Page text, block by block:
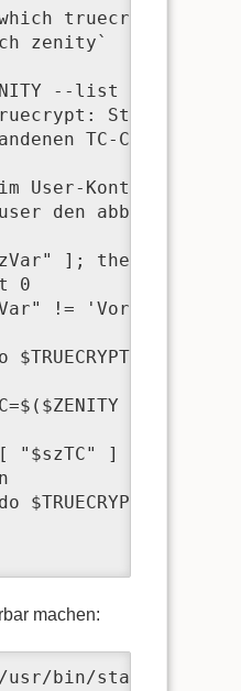
truecrypt`
zenity`
--list --
Starten
TC-
User-Kontext
user den
]; then
!= 'Vorhandenen
machen:
/usr/bin/start_tc.sh